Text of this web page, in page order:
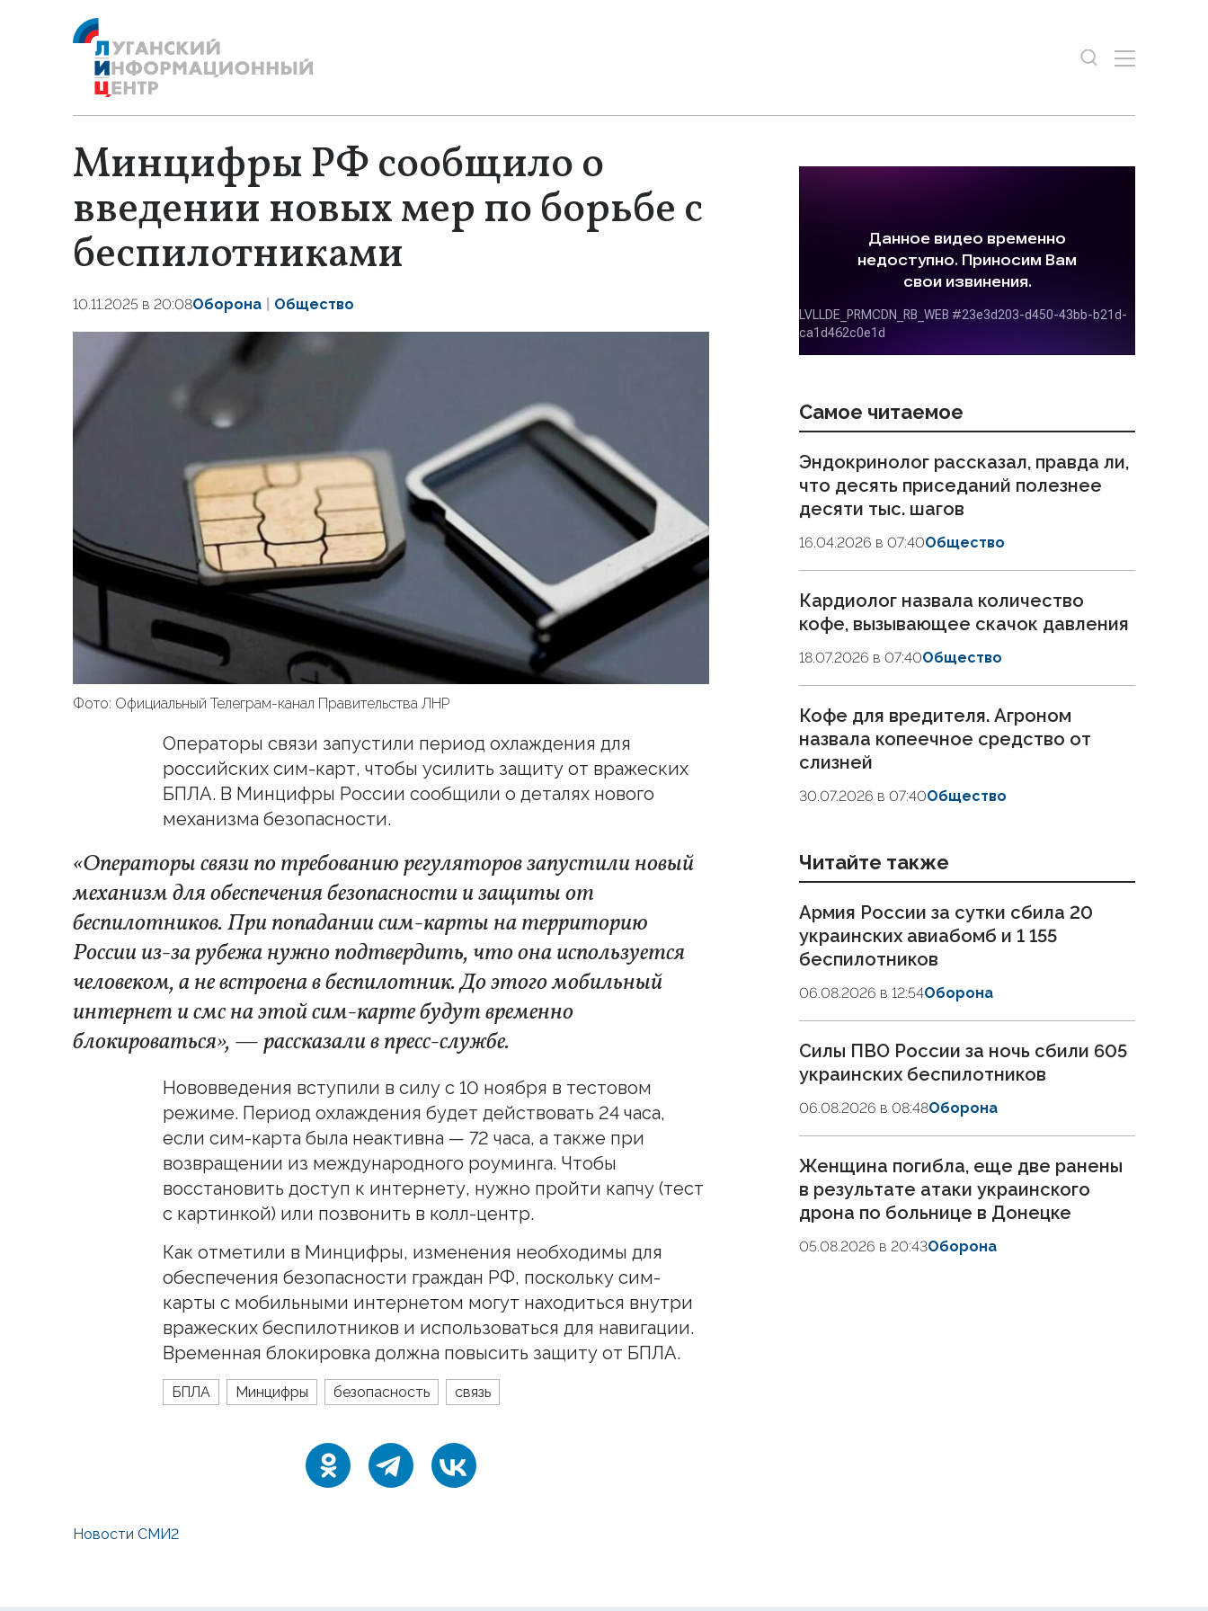
Минцифры РФ сообщило о
введении новых мер по борьбе с
беспилотниками
10.11.2025 в 20:08Оборона Общество
Фото: Официальный Телеграм-канал Правительства ЛНР
Операторы связи запустили период охлаждения для
российских сим-карт, чтобы усилить защиту от вражеских
БПЛА. В Минцифры России сообщили о деталях нового
механизма безопасности.
«Операторы связи по требованию регуляторов запустили новый
механизм для обеспечения безопасности и защиты от
беспилотников. При попадании сим-карты на территорию
России из-за рубежа нужно подтвердить, что она используется
человеком, а не встроена в беспилотник. До этого мобильный
интернет и смс на этой сим-карте будут временно
блокироваться», — рассказали в пресс-службе.
Нововведения вступили в силу с 10 ноября в тестовом
режиме. Период охлаждения будет действовать 24 часа,
если сим-карта была неактивна — 72 часа, а также при
возвращении из международного роуминга. Чтобы
восстановить доступ к интернету, нужно пройти капчу (тест
с картинкой) или позвонить в колл-центр.
Как отметили в Минцифры, изменения необходимы для
обеспечения безопасности граждан РФ, поскольку сим-
карты с мобильными интернетом могут находиться внутри
вражеских беспилотников и использоваться для навигации.
Временная блокировка должна повысить защиту от БПЛА.
БПЛА Минцифры безопасность связь
Самое читаемое
Эндокринолог рассказал, правда ли,
что десять приседаний полезнее
десяти тыс. шагов
16.04.2026 в 07:40Общество
Кардиолог назвала количество
кофе, вызывающее скачок давления
18.07.2026 в 07:40Общество
Кофе для вредителя. Агроном
назвала копеечное средство от
слизней
30.07.2026 в 07:40Общество
Читайте также
Армия России за сутки сбила 20
украинских авиабомб и 1 155
беспилотников
06.08.2026 в 12:54Оборона
Силы ПВО России за ночь сбили 605
украинских беспилотников
06.08.2026 в 08:48Оборона
Женщина погибла, еще две ранены
в результате атаки украинского
дрона по больнице в Донецке
05.08.2026 в 20:43Оборона
Новости СМИ2